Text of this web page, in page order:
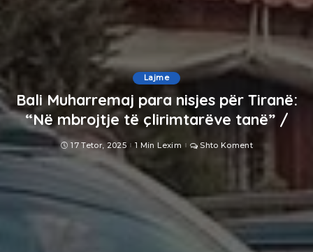
Lajme
Bali Muharremaj para nisjes për Tiranë:
“Në mbrojtje të çlirimtarëve tanë” /
17 Tetor, 2025 1 Min Lexim Shto Koment